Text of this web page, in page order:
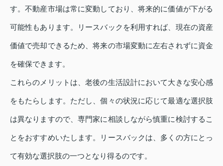
す。不動産市場は常に変動しており、将来的に価値が下がる
可能性もあります。リースバックを利用すれば、現在の資産
価値で売却できるため、将来の市場変動に左右されずに資金
を確保できます。
これらのメリットは、老後の生活設計において大きな安心感
をもたらします。ただし、個々の状況に応じて最適な選択肢
は異なりますので、専門家に相談しながら慎重に検討するこ
とをおすすめいたします。リースバックは、多くの方にとっ
て有効な選択肢の一つとなり得るのです。